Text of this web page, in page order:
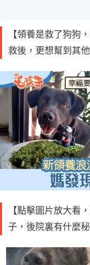
【領養是救了狗狗
救後，更想幫到其他
【點擊圖片放大看
子，後院裏有什麼秘